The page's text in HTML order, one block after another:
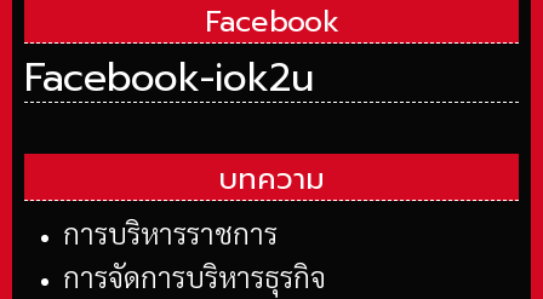
Facebook
Facebook-iok2u
บทความ
การบริหารราชการ
การจัดการบริหารธุรกิจ